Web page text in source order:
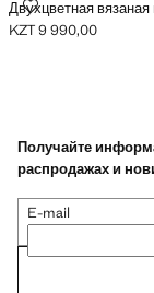
Двухцветная
ДВУХЦВЕТНАЯ
Текущая цена [KZT 9
KZT 9 990,00
Получайте
распродажах и
E-mail